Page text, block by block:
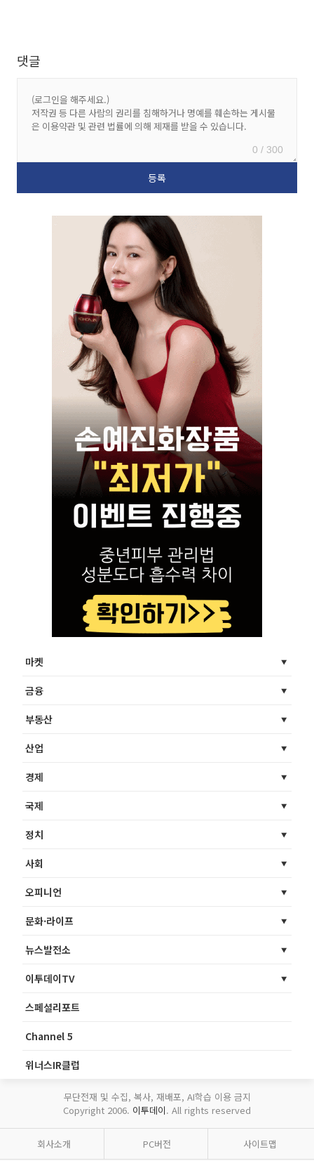
댓글
0 / 300
마켓
금융
부동산
산업
경제
국제
정치
사회
오피니언
문화·라이프
뉴스발전소
이투데이TV
스페셜리포트
Channel 5
위너스IR클럽
무단전재 및 수집, 복사, 재배포, AI학습 이용 금지
Copyright 2006. 이투데이. All rights reserved
회사소개 PC버전 사이트맵